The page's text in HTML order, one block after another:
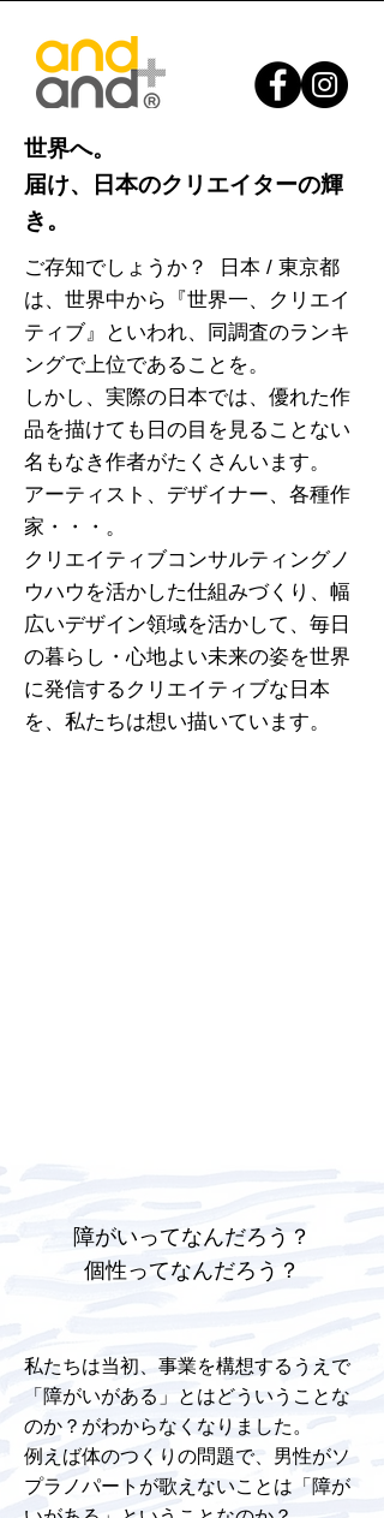
世界へ。
​届け、日本のクリエイターの輝
き。
ご存知でしょうか？ 日本 / 東京都
は、世界中から『世界一、クリエイ
ティブ』といわれ、同調査のランキ
ングで上位であることを。
しかし、実際の日本では、優れた作
品を描けても日の目を見ることない
名もなき作者がたくさんいます。
アーティスト、デザイナー、各種作
家・・・。
クリエイティブコンサルティングノ
ウハウを活かした仕組みづくり、幅
広いデザイン領域を活かして、​​毎日
の暮らし・心地よい未来の姿を世界
に発信するクリエイティブな日本
を、私たちは想い描いています。
障がいってなんだろう？
​個性ってなんだろう？
私たちは当初、事業を構想するうえで
「障がいがある」とはどういうことな
のか？がわからなくなりました。
例えば体のつくりの問題で、男性がソ
プラノパートが歌えないことは「障が